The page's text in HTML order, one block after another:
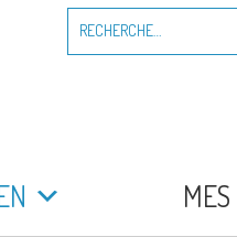
pour
MES